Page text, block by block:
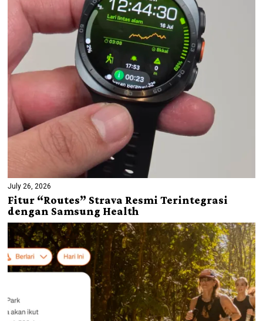
July 26, 2026
Fitur “Routes” Strava Resmi Terintegrasi
dengan Samsung Health